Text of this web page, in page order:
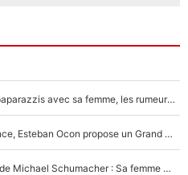
F1 : Charles Leclerc surpris par les paparazzis avec sa femme, les rumeurs étaient vraies !
Comme pour le final du Tour de France, Esteban Ocon propose un Grand Prix de Formule 1 à Paris : «Autour de l’Arc de Triomphe, ce serait génial» !
Nouvelle rumeur autour de la santé de Michael Schumacher : Sa femme Corinna sort du silence